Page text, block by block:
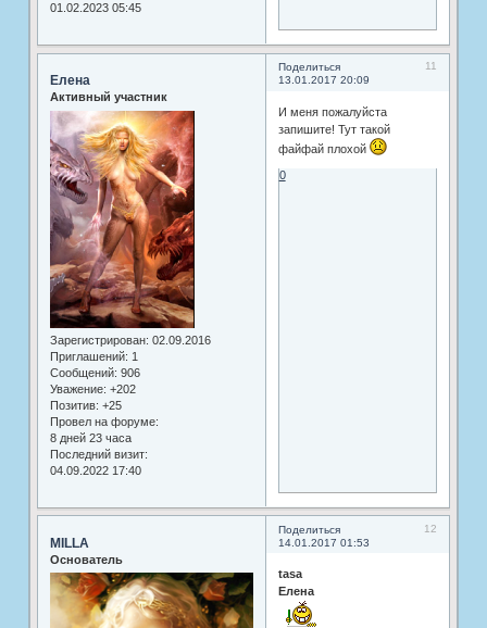
01.02.2023 05:45
Поделиться
11
13.01.2017 20:09
Елена
Активный участник
Зарегистрирован: 02.09.2016
Приглашений: 1
Сообщений: 906
Уважение: +202
Позитив: +25
Провел на форуме:
8 дней 23 часа
Последний визит:
04.09.2022 17:40
И меня пожалуйста
запишите! Тут такой
файфай плохой
0
Поделиться
12
14.01.2017 01:53
MILLA
Основатель
tasa
Елена